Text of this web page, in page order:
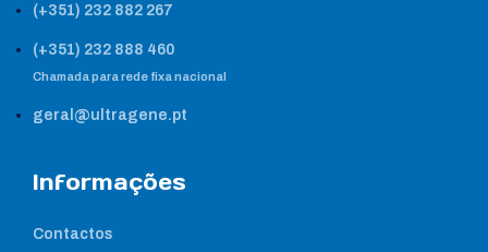
(+351) 232 882 267
(+351) 232 888 460
Chamada para rede fixa nacional
geral@ultragene.pt
Informações
Contactos